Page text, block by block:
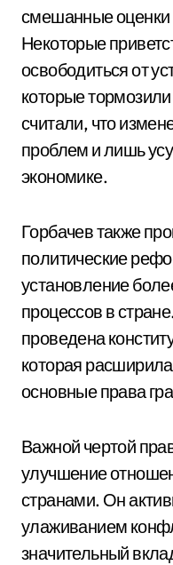
смешанные оценки
Некоторые
освободиться от
которые
считали, что
проблем и лишь
экономике.
Горбачев также
политические
установление
процессов в
проведена
которая
основные права
Важной чертой
улучшение
странами. Он
улаживанием
значительный